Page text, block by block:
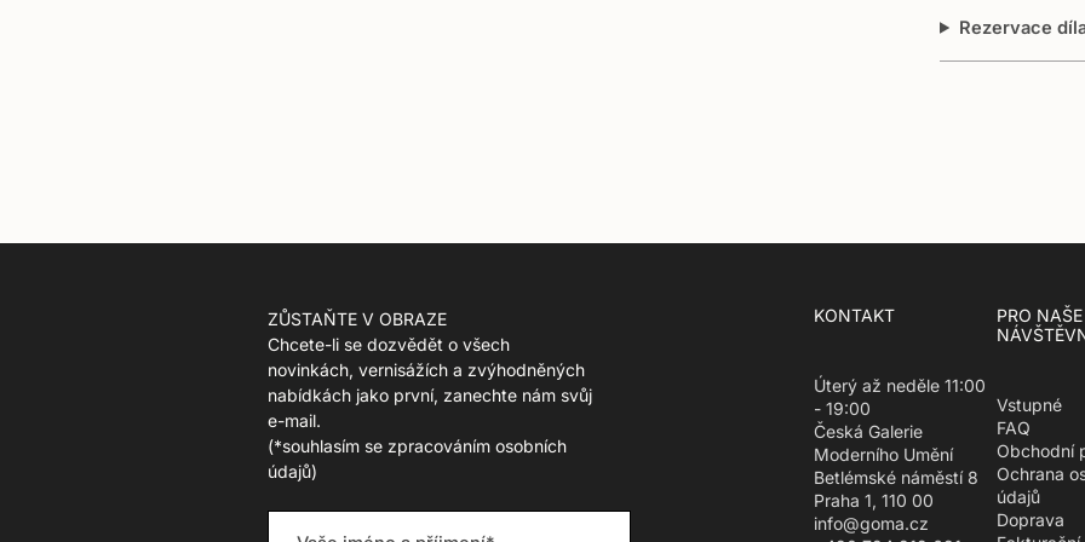
Rezervace
ZŮSTAŇTE V OBRAZE
Chcete-li se dozvědět o všech
novinkách, vernisážích a zvýhodněných
nabídkách jako první, zanechte nám svůj
e-mail.
(*souhlasím se zpracováním osobních
údajů)
KONTAKT
Úterý až neděle 11:00
- 19:00
Česká Galerie
Moderního Umění
Betlémské náměstí 8
Praha 1, 110 00
info@goma.cz
PRO NAŠE
Vstupné
FAQ
Obchodní
Ochrana
údajů
Doprava